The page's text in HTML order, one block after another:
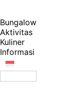
Bungalow
Aktivitas
Kuliner
Informasi